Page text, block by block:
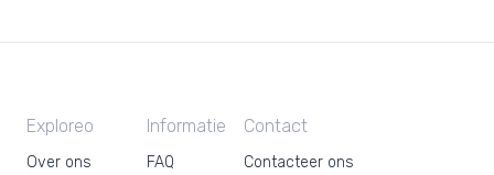
Exploreo
Over ons
Informatie
FAQ
Contact
Contacteer ons